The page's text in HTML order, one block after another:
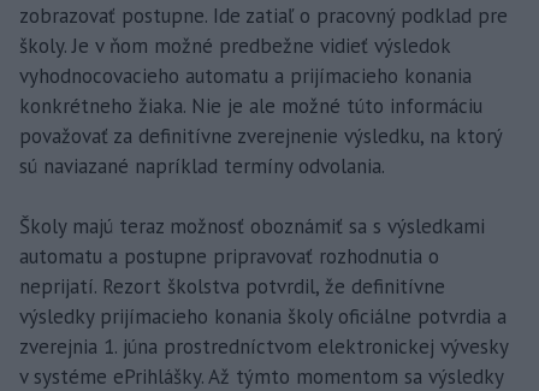
zobrazovať postupne. Ide zatiaľ o pracovný podklad pre
školy. Je v ňom možné predbežne vidieť výsledok
vyhodnocovacieho automatu a prijímacieho konania
konkrétneho žiaka. Nie je ale možné túto informáciu
považovať za definitívne zverejnenie výsledku, na ktorý
sú naviazané napríklad termíny odvolania.
Školy majú teraz možnosť oboznámiť sa s výsledkami
automatu a postupne pripravovať rozhodnutia o
neprijatí. Rezort školstva potvrdil, že definitívne
výsledky prijímacieho konania školy oficiálne potvrdia a
zverejnia 1. júna prostredníctvom elektronickej vývesky
v systéme ePrihlášky. Až týmto momentom sa výsledky